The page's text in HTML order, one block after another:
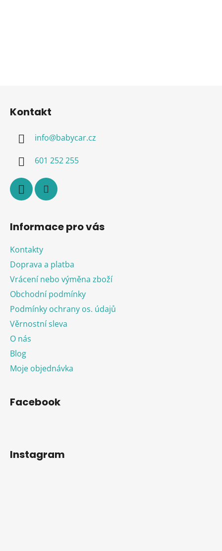
Kontakt
info@babycar.cz
601 252 255
Informace pro vás
Kontakty
Doprava a platba
Vrácení nebo výměna zboží
Obchodní podmínky
Podmínky ochrany os. údajů
Věrnostní sleva
O nás
Blog
Moje objednávka
Facebook
Instagram